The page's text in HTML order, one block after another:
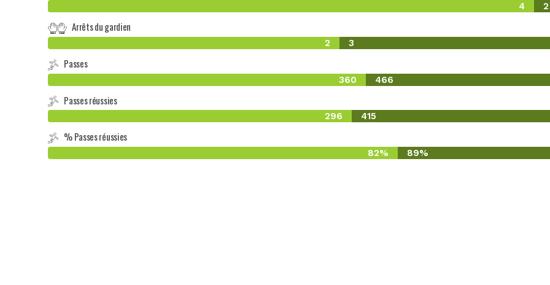
4 2
Arrêts du gardien
2 3
Passes
360 466
Passes réussies
296 415
% Passes réussies
82% 89%